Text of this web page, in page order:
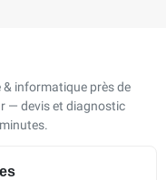
informatique près de
— devis et diagnostic